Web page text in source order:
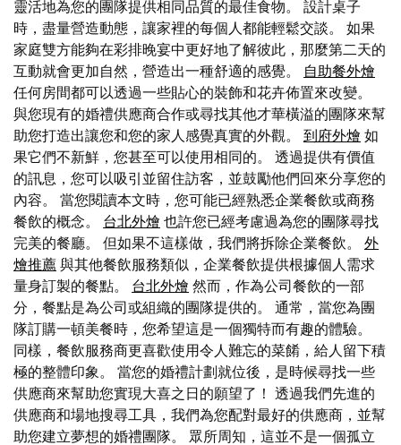
靈活地為您的團隊提供相同品質的最佳食物。 設計桌子
時，盡量營造動態，讓家裡的每個人都能輕鬆交談。 如果
家庭雙方能夠在彩排晚宴中更好地了解彼此，那麼第二天的
互動就會更加自然，營造出一種舒適的感覺。
自助餐外燴
任何房間都可以透過一些貼心的裝飾和花卉佈置來改變。
與您現有的婚禮供應商合作或尋找其他才華橫溢的團隊來幫
助您打造出讓您和您的家人感覺真實的外觀。 到府外燴 如
果它們不新鮮，您甚至可以使用相同的。 透過提供有價值
的訊息，您可以吸引並留住訪客，並鼓勵他們回來分享您的
內容。 當您閱讀本文時，您可能已經熟悉企業餐飲或商務
餐飲的概念。 台北外燴 也許您已經考慮過為您的團隊尋找
完美的餐廳。 但如果不這樣做，我們將拆除企業餐飲。 外
燴推薦 與其他餐飲服務類似，企業餐飲提供根據個人需求
量身訂製的餐點。 台北外燴 然而，作為公司餐飲的一部
分，餐點是為公司或組織的團隊提供的。 通常，當您為團
隊訂購一頓美餐時，您希望這是一個獨特而有趣的體驗。
同樣，餐飲服務商更喜歡使用令人難忘的菜餚，給人留下積
極的整體印象。 當您的婚禮計劃就位後，是時候尋找一些
供應商來幫助您實現大喜之日的願望了！ 透過我們先進的
供應商和場地搜尋工具，我們為您配對最好的供應商，並幫
助您建立夢想的婚禮團隊。 眾所周知，這並不是一個孤立